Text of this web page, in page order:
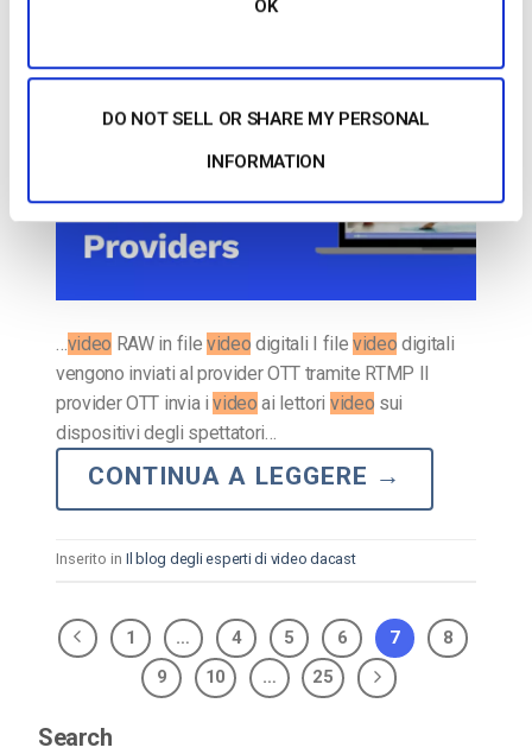
OK
DO NOT SELL OR SHARE MY PERSONAL
INFORMATION
…video RAW in file video digitali I file video digitali
vengono inviati al provider OTT tramite RTMP Il
provider OTT invia ivideo ai lettori video sui
dispositivi degli spettatori…
CONTINUA A LEGGERE →
Inserito in Il blog degli esperti di video dacast
1 … 4 5 6 7
8
9
10 … 25
Search